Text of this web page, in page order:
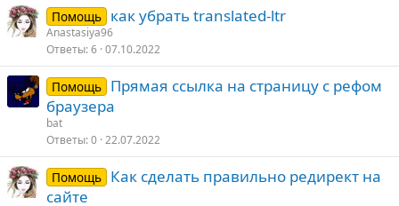
Помощь как убрать translated-ltr
Anastasiya96
Ответы 6 07.10.2022
Помощь Прямая ссылка на страницу с рефом
браузера
bat
Ответы 0 22.07.2022
Помощь Как сделать правильно редирект на
сайте